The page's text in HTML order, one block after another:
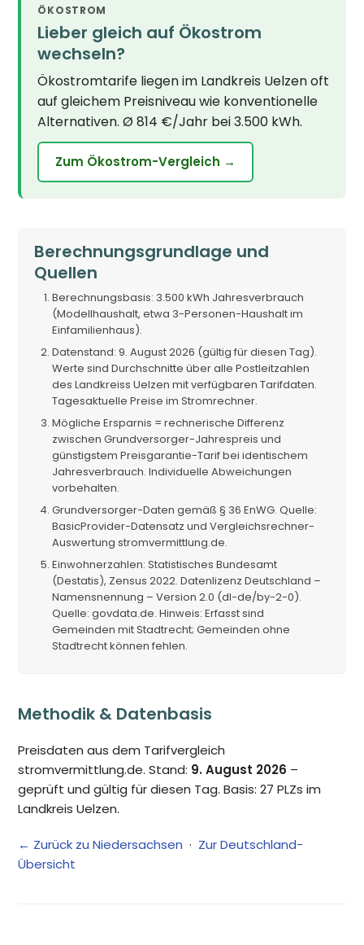
ÖKOSTROM
Lieber gleich auf Ökostrom
wechseln?
Ökostromtarife liegen im Landkreis Uelzen oft
auf gleichem Preisniveau wie konventionelle
Alternativen. Ø 814 €/Jahr bei 3.500 kWh.
Zum Ökostrom-Vergleich →
Berechnungsgrundlage und
Quellen
Berechnungsbasis: 3.500 kWh Jahresverbrauch
(Modellhaushalt, etwa 3-Personen-Haushalt im
Einfamilienhaus).
Datenstand: 9. August 2026 (gültig für diesen Tag).
Werte sind Durchschnitte über alle Postleitzahlen
des Landkreiss Uelzen mit verfügbaren Tarifdaten.
Tagesaktuelle Preise im Stromrechner.
Mögliche Ersparnis = rechnerische Differenz
zwischen Grundversorger-Jahrespreis und
günstigstem Preisgarantie-Tarif bei identischem
Jahresverbrauch. Individuelle Abweichungen
vorbehalten.
Grundversorger-Daten gemäß § 36 EnWG. Quelle:
BasicProvider-Datensatz und Vergleichsrechner-
Auswertung stromvermittlung.de.
Einwohnerzahlen: Statistisches Bundesamt
(Destatis), Zensus 2022. Datenlizenz Deutschland –
Namensnennung – Version 2.0 (dl-de/by-2-0).
Quelle: govdata.de. Hinweis: Erfasst sind
Gemeinden mit Stadtrecht; Gemeinden ohne
Stadtrecht können fehlen.
Methodik & Datenbasis
Preisdaten aus dem Tarifvergleich
stromvermittlung.de. Stand: 9. August 2026 –
geprüft und gültig für diesen Tag. Basis: 27 PLZs im
Landkreis Uelzen.
← Zurück zu Niedersachsen · Zur Deutschland-
Übersicht